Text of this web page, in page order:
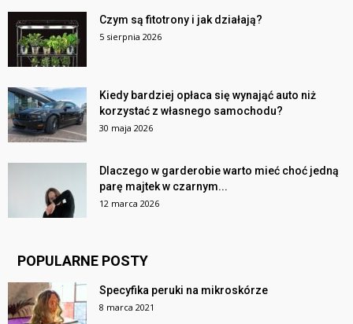
Czym są fitotrony i jak działają?
5 sierpnia 2026
Kiedy bardziej opłaca się wynająć auto niż
korzystać z własnego samochodu?
30 maja 2026
Dlaczego w garderobie warto mieć choć jedną
parę majtek w czarnym...
12 marca 2026
POPULARNE POSTY
Specyfika peruki na mikroskórze
8 marca 2021